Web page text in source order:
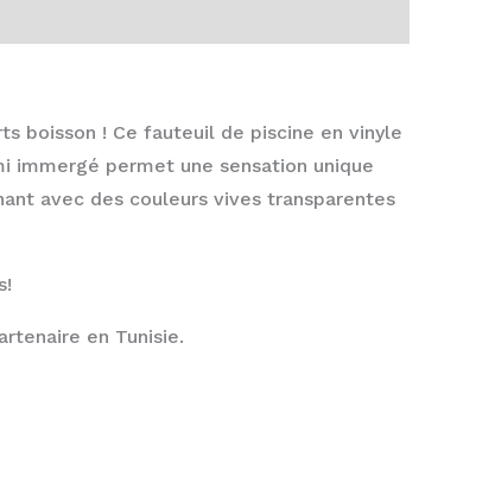
boisson ! Ce fauteuil de piscine en vinyle
immergé permet une sensation unique
avec des couleurs vives transparentes
en Tunisie.